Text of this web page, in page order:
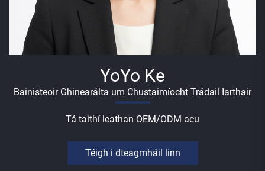
YoYo Ke
Bainisteoir Ghinearálta um Chustaimíocht Trádail Iarthair
Tá taithí leathan OEM/ODM acu
Téigh i dteagmháil linn